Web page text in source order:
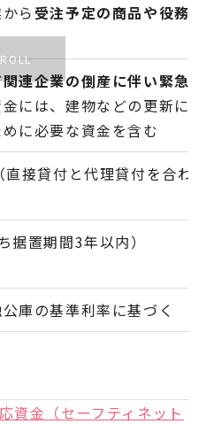
ら 受注予定の商品や役務
関連企業の倒産に伴い緊急
には、建物などの更新に
に必要な資金を含む
（直接貸付と代理貸付を合わ
据置期間3年以内）
庫の基準利率に基づく
資金（セーフティネット